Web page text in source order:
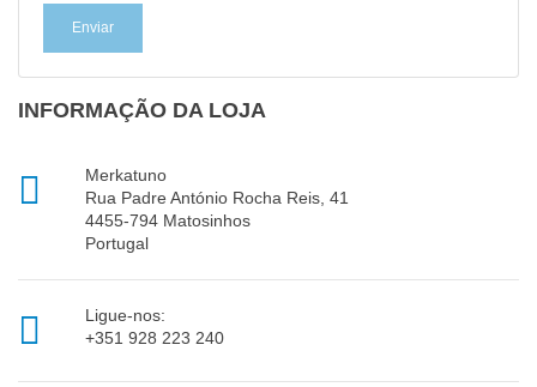
INFORMAÇÃO DA LOJA

Merkatuno
Rua Padre António Rocha Reis, 41
4455-794 Matosinhos
Portugal

Ligue-nos:
+351 928 223 240